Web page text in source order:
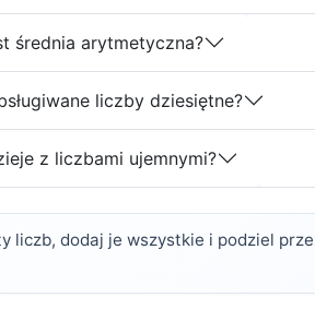
średnia arytmetyczna?
liczby dziesiętne?
z liczbami ujemnymi?
liczb, dodaj je wszystkie i podziel